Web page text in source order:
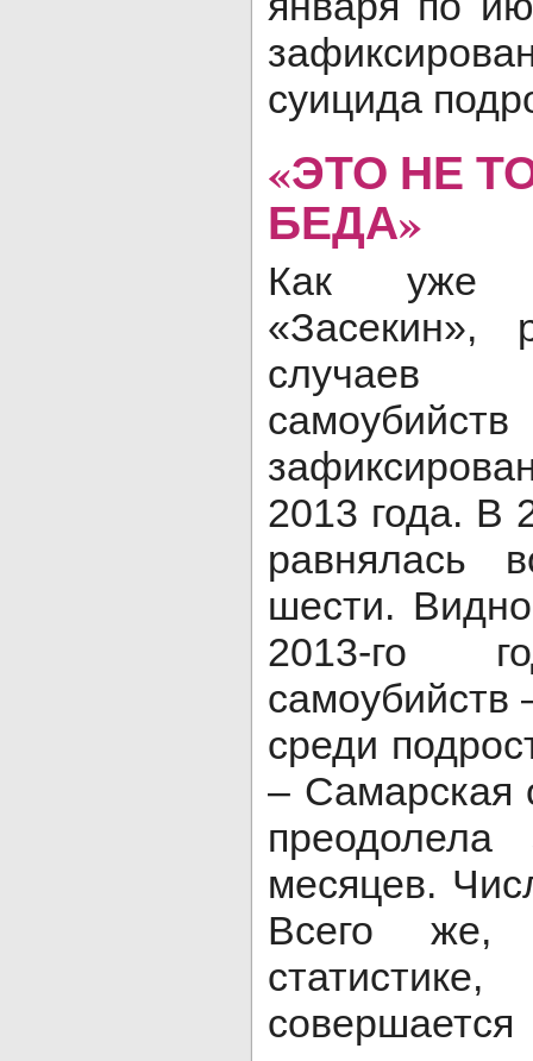
суицида
«ЭТО НЕ
БЕДА»
Как уже
«Засекин»,
случаев
2013 года. В
равнялась
шести.
2013-го
самоубийств
среди
– Самарская
месяцев.
Всего же,